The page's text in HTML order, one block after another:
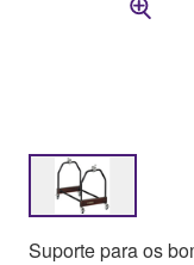
Suporte para os